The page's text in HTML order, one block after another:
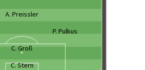
A. Preissler
P. Pulkus
C. Groß
C. Stern